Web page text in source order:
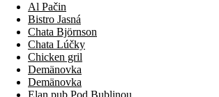
Al Pačin
Bistro Jasná
Chata Björnson
Chata Lúčky
Chicken gril
Demänovka
Demänovka
Elan pub Pod Bublinou